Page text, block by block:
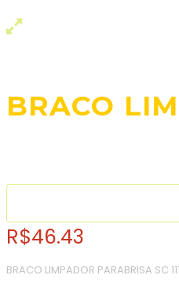
BRACO
R$46.43
BRACO LIMPADOR PARABRISA SC